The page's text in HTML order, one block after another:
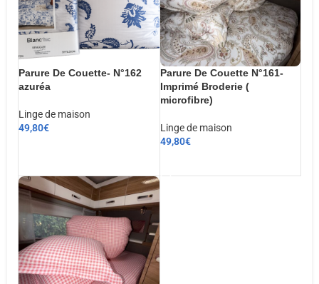
Parure De Couette- N°162
azuréa
Linge de maison
49,80€
Parure De Couette N°161-
Imprimé Broderie (
microfibre)
Linge de maison
49,80€